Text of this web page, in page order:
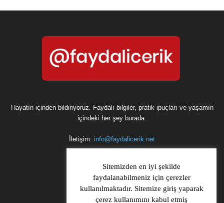
Hayatın içinden bildiriyoruz. Faydalı bilgiler, pratik ipuçları ve yaşamın
içindeki her şey burada.
İletişim: info@faydalicerik.net
Sitemizden en iyi şekilde
faydalanabilmeniz için çerezler
kullanılmaktadır. Sitemize giriş yaparak
çerez kullanımını kabul etmiş